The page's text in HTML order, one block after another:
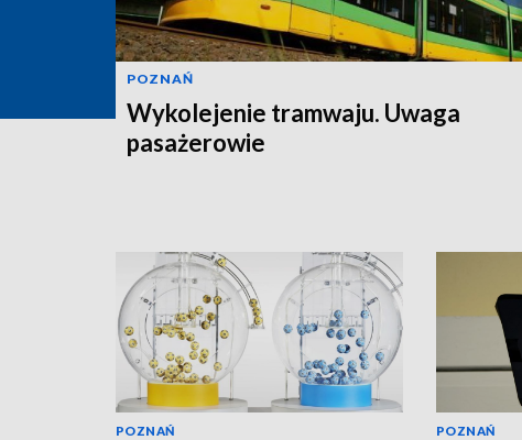
POZNAŃ
Wykolejenie tramwaju. Uwaga
pasażerowie
POZNAŃ POZNAŃ